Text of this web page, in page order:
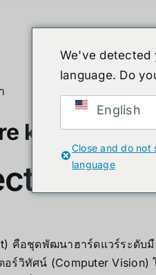
kinect DK
DK คืออ
คือชุดพัฒนาฮาร์ดแวร์ระดั
ร์วิทัศน์ (Computer Vision)
We've detected
language. Do
English
Close and do not
language